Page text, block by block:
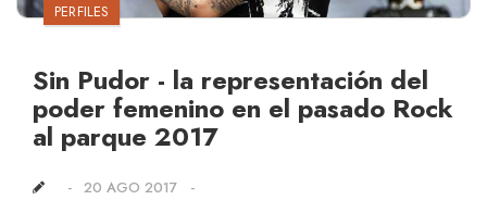
PERFILES
Sin Pudor - la representación del
poder femenino en el pasado Rock
al parque 2017
20 AGO 2017